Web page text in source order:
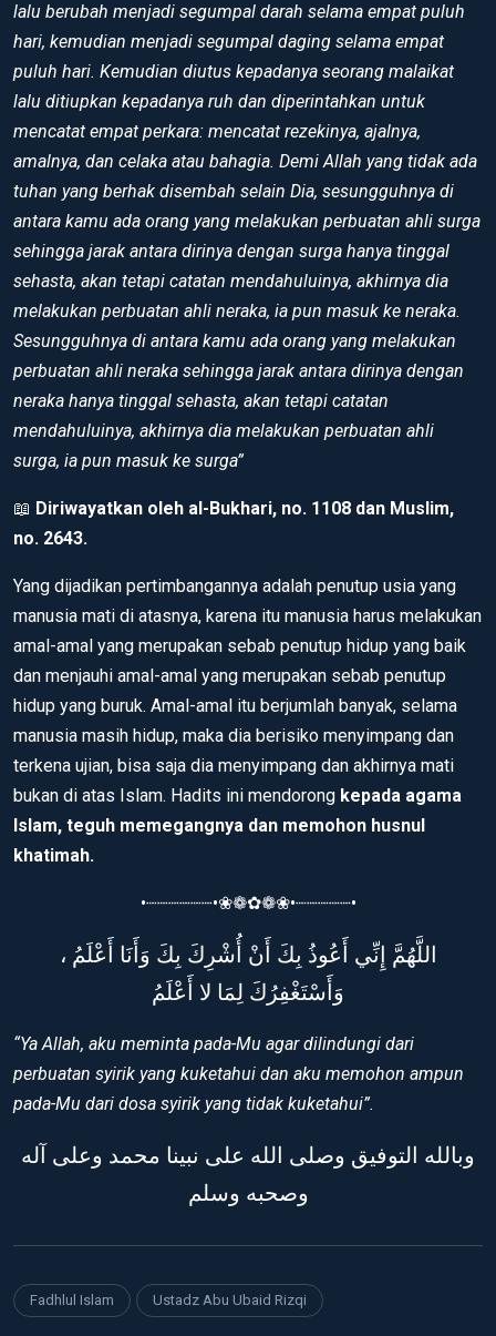
lalu berubah menjadi segumpal darah selama empat puluh
hari, kemudian menjadi segumpal daging selama empat
puluh hari. Kemudian diutus kepadanya seorang malaikat
lalu ditiupkan kepadanya ruh dan diperintahkan untuk
mencatat empat perkara: mencatat rezekinya, ajalnya,
amalnya, dan celaka atau bahagia. Demi Allah yang tidak ada
tuhan yang berhak disembah selain Dia, sesungguhnya di
antara kamu ada orang yang melakukan perbuatan ahli surga
sehingga jarak antara dirinya dengan surga hanya tinggal
sehasta, akan tetapi catatan mendahuluinya, akhirnya dia
melakukan perbuatan ahli neraka, ia pun masuk ke neraka.
Sesungguhnya di antara kamu ada orang yang melakukan
perbuatan ahli neraka sehingga jarak antara dirinya dengan
neraka hanya tinggal sehasta, akan tetapi catatan
mendahuluinya, akhirnya dia melakukan perbuatan ahli
surga, ia pun masuk ke surga”
📖 Diriwayatkan oleh al-Bukhari, no. 1108 dan Muslim,
no. 2643.
Yang dijadikan pertimbangannya adalah penutup usia yang
manusia mati di atasnya, karena itu manusia harus melakukan
amal-amal yang merupakan sebab penutup hidup yang baik
dan menjauhi amal-amal yang merupakan sebab penutup
hidup yang buruk. Amal-amal itu berjumlah banyak, selama
manusia masih hidup, maka dia berisiko menyimpang dan
terkena ujian, bisa saja dia menyimpang dan akhirnya mati
bukan di atas Islam. Hadits ini mendorong kepada agama
Islam, teguh memegangnya dan memohon husnul
khatimah.
•┈┈┈┈┈┈•❀❁✿❁❀•┈┈┈┈┈•
اللَّهُمَّ إِنِّي أَعُوذُ بِكَ أَنْ أُشْرِكَ بِكَ وَأَنَا أَعْلَمُ ،
وَأَسْتَغْفِرُكَ لِمَا لا أَعْلَمُ
“Ya Allah, aku meminta pada-Mu agar dilindungi dari
perbuatan syirik yang kuketahui dan aku memohon ampun
pada-Mu dari dosa syirik yang tidak kuketahui”.
وبالله التوفيق وصلى الله على نبينا محمد وعلى آله
وصحبه وسلم
Fadhlul Islam Ustadz Abu Ubaid Rizqi